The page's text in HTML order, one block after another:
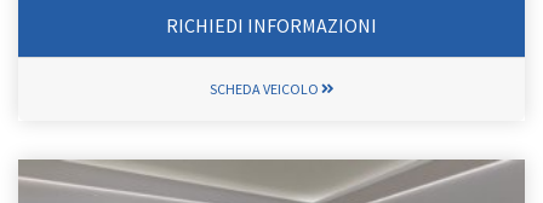
RICHIEDI INFORMAZIONI
SCHEDA VEICOLO